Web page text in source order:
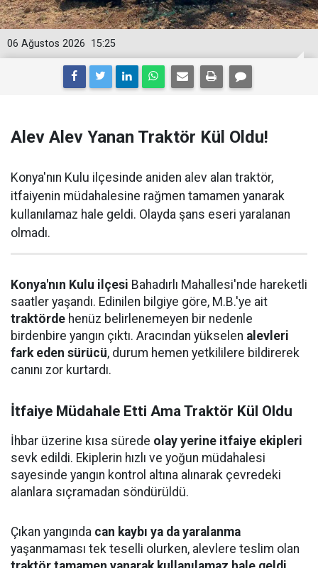
15:25
06 Ağustos 2026
Alev Alev Yanan Traktör Kül Oldu!
Konya'nın Kulu ilçesinde aniden alev alan traktör,
itfaiyenin müdahalesine rağmen tamamen yanarak
kullanılamaz hale geldi. Olayda şans eseri yaralanan
olmadı.
Konya'nın Kulu ilçesi Bahadırlı Mahallesi'nde hareketli
saatler yaşandı. Edinilen bilgiye göre, M.B.'ye ait
traktörde henüz belirlenemeyen bir nedenle
birdenbire yangın çıktı. Aracından yükselen alevleri
fark eden sürücü, durum hemen yetkililere bildirerek
canını zor kurtardı.
İtfaiye Müdahale Etti Ama Traktör Kül Oldu
İhbar üzerine kısa sürede olay yerine itfaiye ekipleri
sevk edildi. Ekiplerin hızlı ve yoğun müdahalesi
sayesinde yangın kontrol altına alınarak çevredeki
alanlara sıçramadan söndürüldü.
Çıkan yangında can kaybı ya da yaralanma
yaşanmaması tek teselli olurken, alevlere teslim olan